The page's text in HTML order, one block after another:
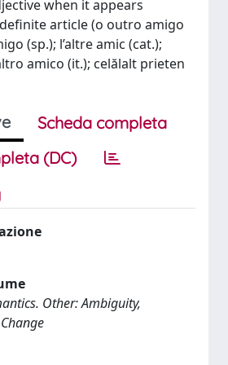
when it appears
article (o outro amigo
(sp.); l’altre amic (cat.);
amico (it.); celălalt prieten
Scheda completa
(DC)
Other: Ambiguity,